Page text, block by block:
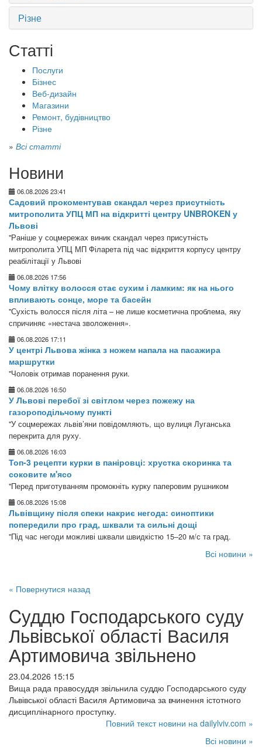
Різне
Статті
Послуги
Бізнес
Веб-дизайн
Магазини
Ремонт, будівництво
Різне
» Всі статті
Новини
06.08.2026 23:41
Садовий прокоментував скандал через присутність
митрополита УПЦ МП на відкритті центру UNBROKEN у
Львові
"Раніше у соцмережах виник скандал через присутність
митрополита УПЦ МП Філарета під час відкриття корпусу центру
реабілітації у Львові
06.08.2026 17:56
Чому влітку волосся стає сухим і ламким: як на нього
впливають сонце, море та басейн
"Сухість волосся після літа – не лише косметична проблема, яку
спричиняє «нестача зволоження».
06.08.2026 17:11
У центрі Львова жінка з ножем напала на пасажира
маршрутки
"Чоловік отримав поранення руки.
06.08.2026 16:50
У Львові перебої зі світлом через пожежу на
газороподільчому пункті
"У соцмережах львів’яни повідомляють, що вулиця Луганська
перекрита для руху.
06.08.2026 16:03
Топ-3 рецепти курки в паніровці: хрустка скоринка та
соковите м'ясо
"Перед приготуванням промокніть курку паперовим рушником
06.08.2026 15:08
Львівщину після спеки накриє негода: синоптики
попередили про град, шквали та сильні дощі
"Під час негоди можливі шквали швидкістю 15–20 м/с та град.
Всі новини »
« Повернутися назад
Cуддю Господарського суду
Львівської області Василя
Артимовича звільнено
23.04.2026 15:15
Вища рада правосуддя звільнила суддю Господарського суду
Львівської області Василя Артимовича за вчинення істотного
дисциплінарного проступку.
Повний текст новини на dailylviv.com »
Всі новини »